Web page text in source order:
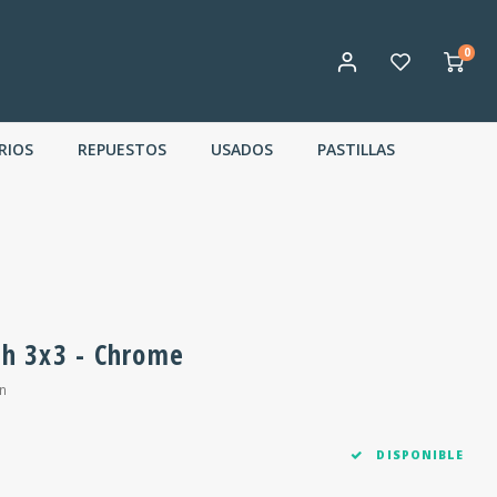
0
REPUESTOS USADOS PASTILLAS
3x3 - Chrome
DISPONIBLE